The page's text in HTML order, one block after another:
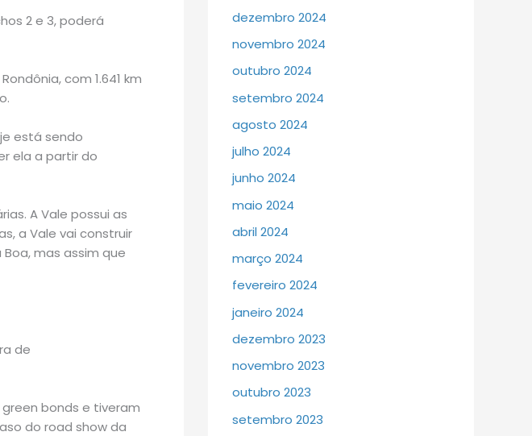
2 e 3, poderá
com 1.641 km
está sendo
ela a partir do
A Vale possui as
a Vale vai construir
mas assim que
de
green bonds e tiveram
do road show da
dezembro 2024
novembro 2024
outubro 2024
setembro 2024
agosto 2024
julho 2024
junho 2024
maio 2024
abril 2024
março 2024
fevereiro 2024
janeiro 2024
dezembro 2023
novembro 2023
outubro 2023
setembro 2023